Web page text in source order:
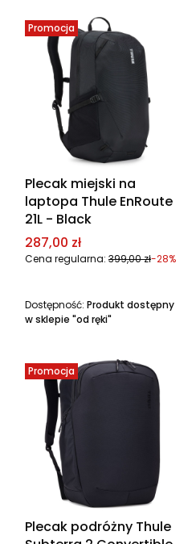
Promocja
Plecak miejski na
laptopa Thule EnRoute
21L - Black
Cena promocyjna
287,00 zł
Cena regularna: 399,00 zł-28%
Dostępność: Produkt dostępny
w sklepie "od ręki"
Promocja
Plecak podróżny Thule